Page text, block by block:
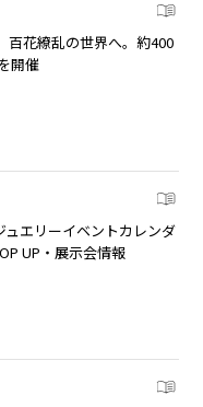
百花繚乱の世界へ。約400
開催
ュエリーイベントカレンダ
UP・展示会情報